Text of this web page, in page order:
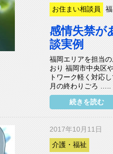
お住まい相談員
感情失禁が
談実例
福岡エリアを担当
おり 福岡市中央区
トワーク軽く対応
月の終わりごろ …..
続きを読む
2017年10月11日
介護・福祉